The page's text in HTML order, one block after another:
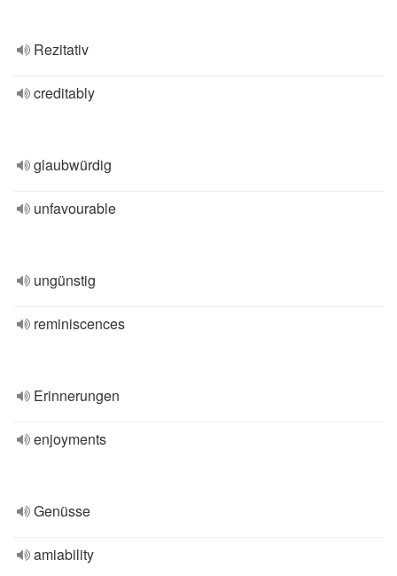
Rezitativ
creditably
glaubwürdig
unfavourable
ungünstig
reminiscences
Erinnerungen
enjoyments
Genüsse
amiability